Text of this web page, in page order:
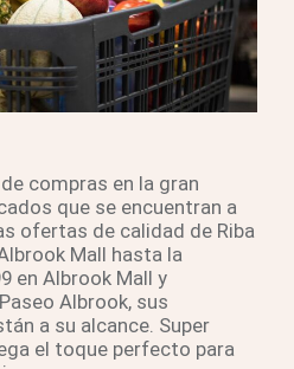
compras en la gran
que se encuentran a
ofertas de calidad de Riba
Mall hasta la
en Albrook Mall y
Albrook, sus
a su alcance. Super
el toque perfecto para